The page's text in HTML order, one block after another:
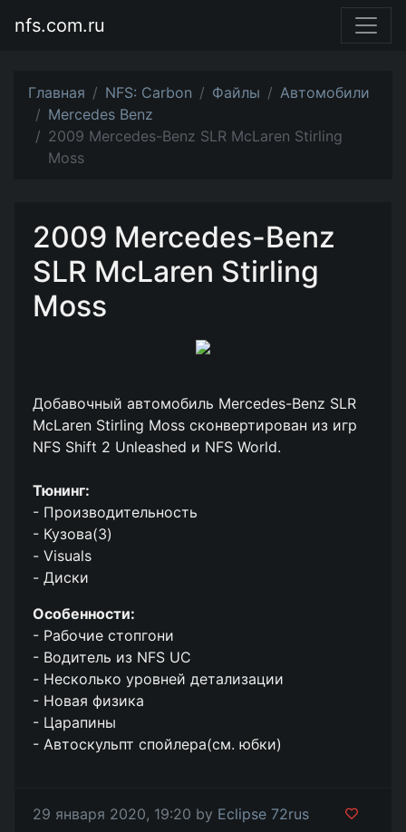
nfs.com.ru
Главная NFS: Carbon Файлы
Автомобили
Mercedes Benz
2009 Mercedes-Benz SLR McLaren Stirling
Moss
2009 Mercedes-Benz
SLR McLaren Stirling
Moss
Добавочный автомобиль Mercedes-Benz SLR
McLaren Stirling Moss сконвертирован из игр
NFS Shift 2 Unleashed и NFS World.
Тюнинг:
- Производительность
- Кузова(3)
- Visuals
- Диски
Особенности:
- Рабочие стопгони
- Водитель из NFS UC
- Несколько уровней детализации
- Новая физика
- Царапины
- Автоскульпт спойлера(см. юбки)
29 января 2020, 19:20 by Eclipse 72rus